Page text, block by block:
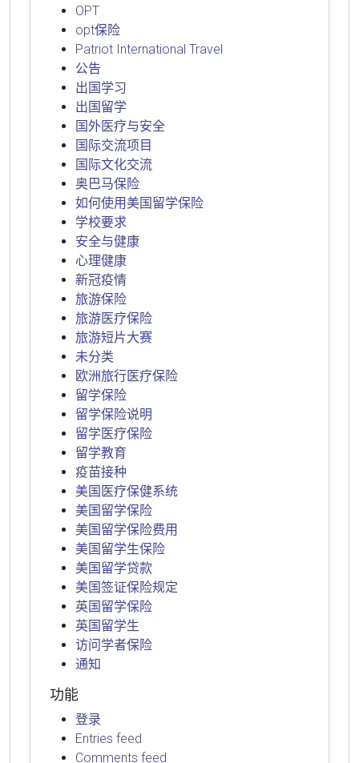
OPT
opt保险
Patriot International Travel
公告
出国学习
出国留学
国外医疗与安全
国际交流项目
国际文化交流
奥巴马保险
如何使用美国留学保险
学校要求
安全与健康
心理健康
新冠疫情
旅游保险
旅游医疗保险
旅游短片大赛
未分类
欧洲旅行医疗保险
留学保险
留学保险说明
留学医疗保险
留学教育
疫苗接种
美国医疗保健系统
美国留学保险
美国留学保险费用
美国留学生保险
美国留学贷款
美国签证保险规定
英国留学保险
英国留学生
访问学者保险
通知
功能
登录
Entries feed
Comments feed